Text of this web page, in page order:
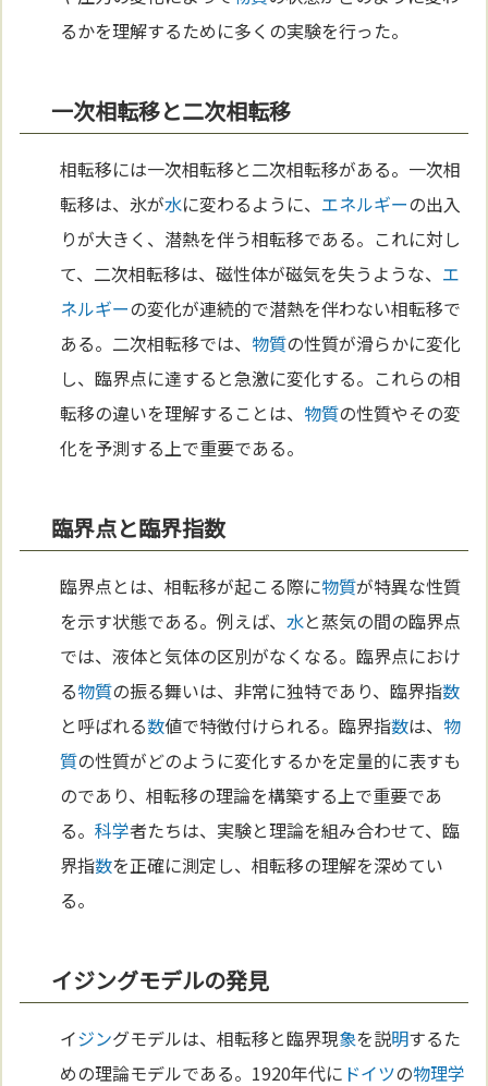
るかを理解するために多くの実験を行った。
一次相転移と二次相転移
相転移には一次相転移と二次相転移がある。一次相
転移は、氷が水に変わるように、 エネルギーの出入
りが大きく、潜熱を伴う相転移である。これに対し
て、二次相転移は、磁性体が磁気を失うような、 エ
ネルギーの変化が連続的で潜熱を伴わない相転移で
ある。二次相転移では、 物質の性質が滑らかに変化
し、臨界点に達すると急激に変化する。これらの相
転移の違いを理解することは、 物質の性質やその変
化を予測する上で重要である。
臨界点と臨界指数
臨界点とは、相転移が起こる際に物質が特異な性質
を示す状態である。例えば、水と蒸気の間の臨界点
では、液体と気体の区別がなくなる。臨界点におけ
る物質の振る舞いは、非常に独特であり、臨界指数
と呼ばれる数値で特徴付けられる。臨界指数は、 物
質の性質がどのように変化するかを定量的に表すも
のであり、相転移の理論を構築する上で重要であ
る。科学者たちは、実験と理論を組み合わせて、臨
界指数を正確に測定し、相転移の理解を深めてい
る。
イジングモデルの発見
イジングモデルは、相転移と臨界現象を説明するた
めの理論モデルである。1920年代に ドイツの物理学